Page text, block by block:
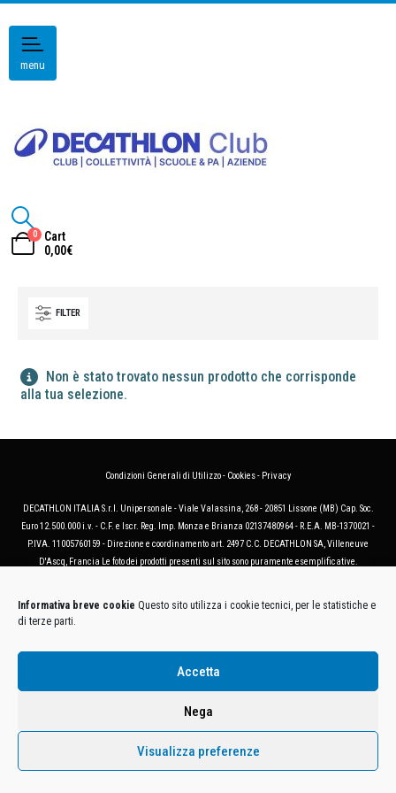
Informativa breve cookie Questo sito utilizza i cookie tecnici, per le statistiche e
di terze parti.
Accetta
Nega
Visualizza preferenze
menu
0
Cart
0,00€
FILTER
Non è stato trovato nessun prodotto che corrisponde
alla tua selezione.
Condizioni Generali di Utilizzo- Cookies- Privacy
DECATHLON ITALIA S.r.l. Unipersonale - Viale Valassina, 268 - 20851 Lissone (MB) Cap. Soc.
Euro 12.500.000 i.v. - C.F. e Iscr. Reg. Imp. Monza e Brianza 02137480964 - R.E.A. MB-1370021 -
P.IVA. 11005760159 - Direzione e coordinamento art. 2497 C.C. DECATHLON SA, Villeneuve
D'Ascq, Francia Le foto dei prodotti presenti sul sito sono puramente esemplificative.